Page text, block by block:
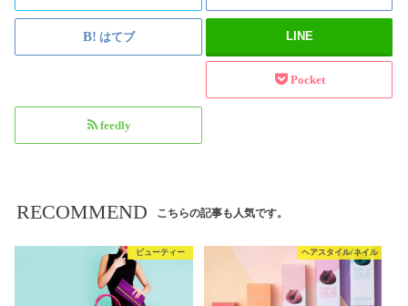
はてブ LINE
Pocket
feedly
RECOMMEND こちらの記事も人気です。
ビューティー ヘアスタイル/ネイル